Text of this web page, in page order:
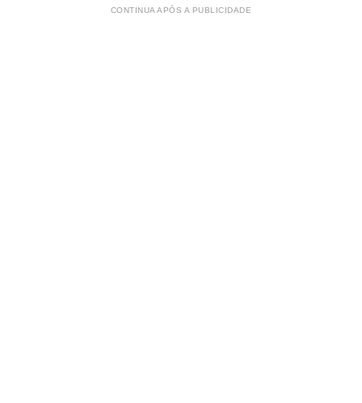
CONTINUA APÓS A PUBLICIDADE